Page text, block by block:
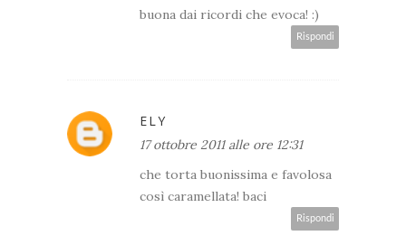
buona dai ricordi che evoca! :)
Rispondi
ELY
17 ottobre 2011 alle ore 12:31
che torta buonissima e favolosa
così caramellata! baci
Rispondi